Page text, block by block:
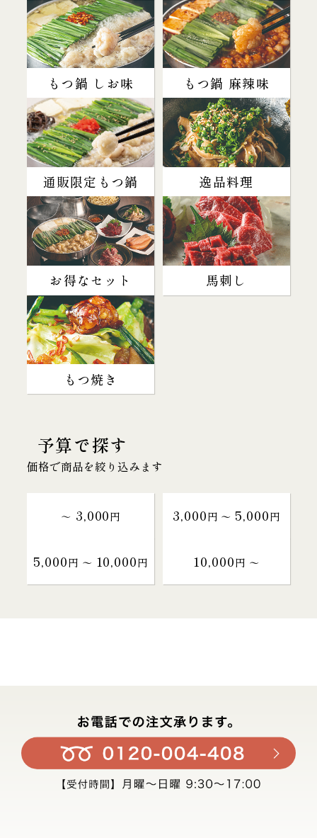
もつ鍋 しお味 もつ鍋 麻辣味
通販限定もつ鍋 逸品料理
お得なセット 馬刺し
もつ焼き
予算で探す
価格で商品を絞り込みます
～ 3,000円 3,000円 〜 5,000円
5,000円 〜 10,000円 10,000円 〜